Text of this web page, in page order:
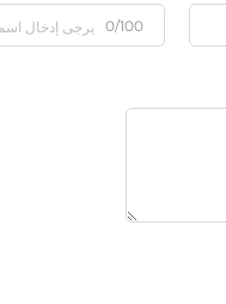
0/100